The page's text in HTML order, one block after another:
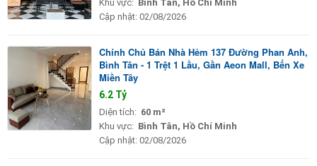
Khu vực: Bình Tân, Hồ Chí Minh
Cập nhật: 02/08/2026
Chính Chủ Bán Nhà Hẻm 137 Đường Phan Anh,
Bình Tân - 1 Trệt 1 Lầu, Gần Aeon Mall, Bến Xe
Miền Tây
6.2 Tỷ
Diện tích: 60 m²
Khu vực: Bình Tân, Hồ Chí Minh
Cập nhật: 02/08/2026